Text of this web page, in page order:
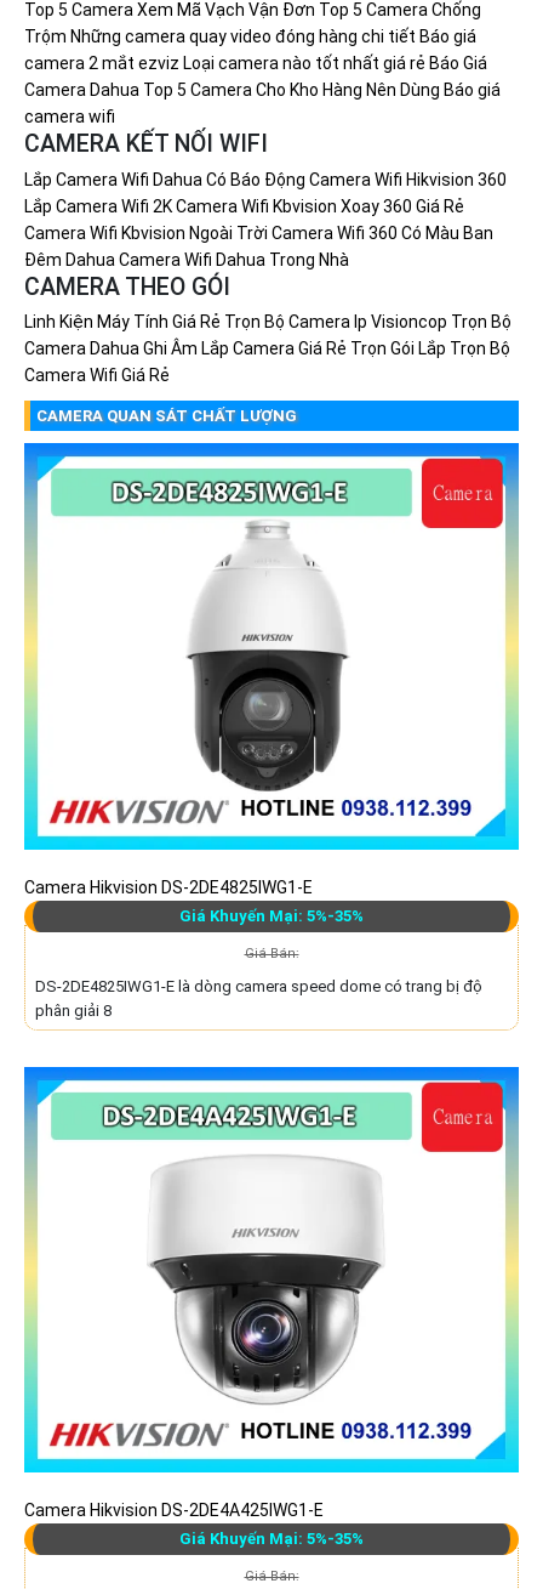
Top 5 Camera Xem Mã Vạch Vận Đơn Top 5 Camera Chống
Trộm Những camera quay video đóng hàng chi tiết Báo giá
camera 2 mắt ezviz Loại camera nào tốt nhất giá rẻ Báo Giá
Camera Dahua Top 5 Camera Cho Kho Hàng Nên Dùng Báo giá
camera wifi
CAMERA KẾT NỐI WIFI
Lắp Camera Wifi Dahua Có Báo Động Camera Wifi Hikvision 360
Lắp Camera Wifi 2K Camera Wifi Kbvision Xoay 360 Giá Rẻ
Camera Wifi Kbvision Ngoài Trời Camera Wifi 360 Có Màu Ban
Đêm Dahua Camera Wifi Dahua Trong Nhà
CAMERA THEO GÓI
Linh Kiện Máy Tính Giá Rẻ Trọn Bộ Camera Ip Visioncop Trọn Bộ
Camera Dahua Ghi Âm Lắp Camera Giá Rẻ Trọn Gói Lắp Trọn Bộ
Camera Wifi Giá Rẻ
CAMERA QUAN SÁT CHẤT LƯỢNG
Camera Hikvision DS-2DE4825IWG1-E
Giá Khuyến Mại: 5%-35%
Giá Bán:
DS-2DE4825IWG1-E là dòng camera speed dome có trang bị độ
phân giải 8
Camera Hikvision DS-2DE4A425IWG1-E
Giá Khuyến Mại: 5%-35%
Giá Bán: